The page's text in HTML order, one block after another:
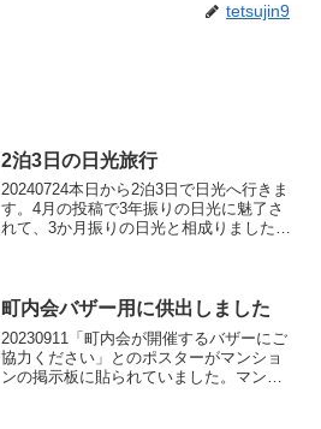
tetsujin9
2泊3日の日光旅行
20240724本日から2泊3日で日光へ行きま
す。4月の投稿で3年振りの日光に魅了さ
れて、3か月振りの日光と相成りました。
泊したホ...
町内会バザー用に供出しました
20230911「町内会が開催するバザーにご
協力ください」とのポスターがマンショ
ンの掲示板に貼られていました。マンシ